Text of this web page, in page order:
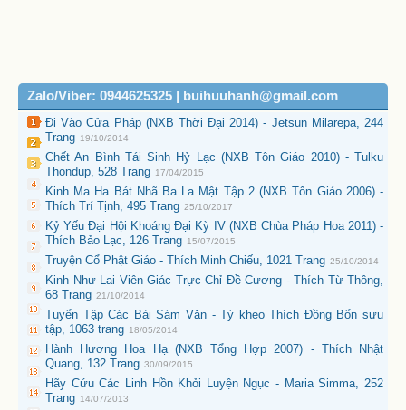
Zalo/Viber: 0944625325 | buihuuhanh@gmail.com
Đi Vào Cửa Pháp (NXB Thời Đại 2014) - Jetsun Milarepa, 244
Trang 19/10/2014
Chết An Bình Tái Sinh Hỷ Lạc (NXB Tôn Giáo 2010) - Tulku
Thondup, 528 Trang 17/04/2015
Kinh Ma Ha Bát Nhã Ba La Mật Tập 2 (NXB Tôn Giáo 2006) -
Thích Trí Tịnh, 495 Trang 25/10/2017
Kỷ Yếu Đại Hội Khoáng Đại Kỳ IV (NXB Chùa Pháp Hoa 2011) -
Thích Bảo Lạc, 126 Trang 15/07/2015
Truyện Cổ Phật Giáo - Thích Minh Chiếu, 1021 Trang 25/10/2014
Kinh Như Lai Viên Giác Trực Chỉ Đề Cương - Thích Từ Thông,
68 Trang 21/10/2014
Tuyển Tập Các Bài Sám Văn - Tỳ kheo Thích Đồng Bổn sưu
tập, 1063 trang 18/05/2014
Hành Hương Hoa Hạ (NXB Tổng Hợp 2007) - Thích Nhật
Quang, 132 Trang 30/09/2015
Hãy Cứu Các Linh Hồn Khỏi Luyện Ngục - Maria Simma, 252
Trang 14/07/2013